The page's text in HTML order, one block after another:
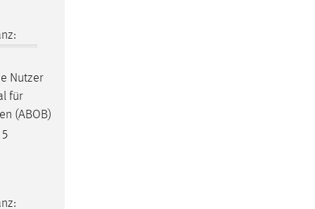
Nutzer
für
(ABOB)